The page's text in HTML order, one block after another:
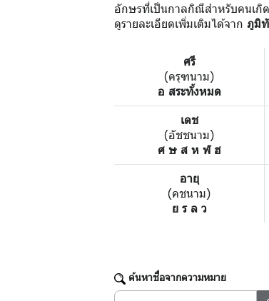
อักษรที่เป็นกาลกิณีสำหรับคนเ
ดูรายละเอียดเพิ่มเติมได้จาก ภูมิ
ศรี
(ครุฑนาม)
อ สระทั้งหมด
เดช
(อัชชนาม)
ศ ษ ส ห ฬ ฮ
อายุ
(คชนาม)
ย ร ล ว
ค้นหาชื่อจากความหมาย